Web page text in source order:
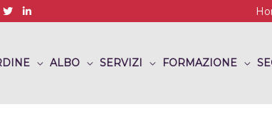
ALBO SERVIZI FORMAZIONE